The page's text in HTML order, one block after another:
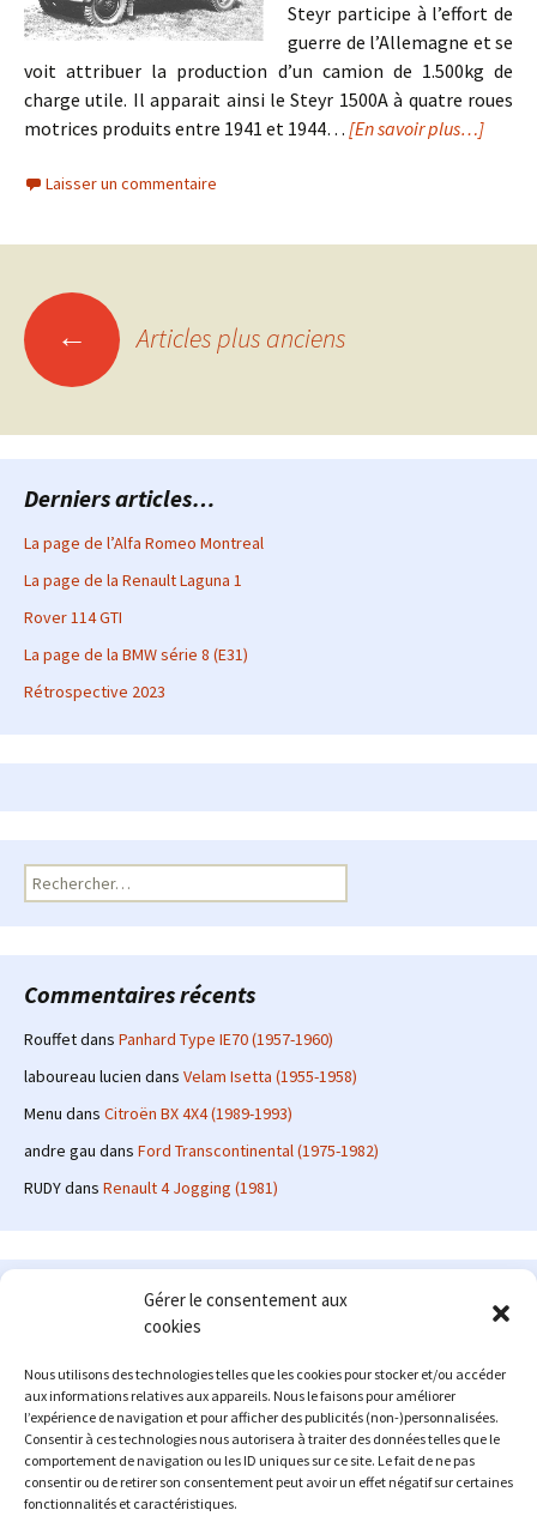
Gérer le consentement aux
cookies
Nous utilisons des technologies telles que les cookies pour stocker et/ou accéder
aux informations relatives aux appareils. Nous le faisons pour améliorer
l’expérience de navigation et pour afficher des publicités (non-)personnalisées.
Consentir à ces technologies nous autorisera à traiter des données telles que le
comportement de navigation ou les ID uniques sur ce site. Le fait de ne pas
consentir ou de retirer son consentement peut avoir un effet négatif sur certaines
fonctionnalités et caractéristiques.
Steyr participe à l’effort de
guerre de l’Allemagne et se
voit attribuer la production d’un camion de 1.500kg de
charge utile. Il apparait ainsi le Steyr 1500A à quatre roues
motrices produits entre 1941 et 1944… [En savoir plus…]
Laisser un commentaire
Navigation
des
articles
← Articles plus anciens
Derniers articles…
La page de l’Alfa Romeo Montreal
La page de la Renault Laguna 1
Rover 114 GTI
La page de la BMW série 8 (E31)
Rétrospective 2023
Rechercher :
Commentaires récents
Rouffetdans Panhard Type IE70 (1957-1960)
laboureau lucien dans Velam Isetta (1955-1958)
Menu dans Citroën BX 4X4 (1989-1993)
andre gau dans Ford Transcontinental (1975-1982)
RUDYdans Renault 4 Jogging (1981)
Le site en quelques mots
: passionné d'automobile ancienne depuis de
nombreuses années, j'ai commencé à partager ma passion sur
internet à partir de 2009 au travers d'un blog qui a connu un relatif
succès. Fin 2013, je décide de prendre mon autonomie et me lancer
avec mon propre site : l'Automobile Ancienne.
Me contacter : alex(at)lautomobileancienne.com